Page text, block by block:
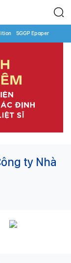
SGGP Epaper
ty Nhà